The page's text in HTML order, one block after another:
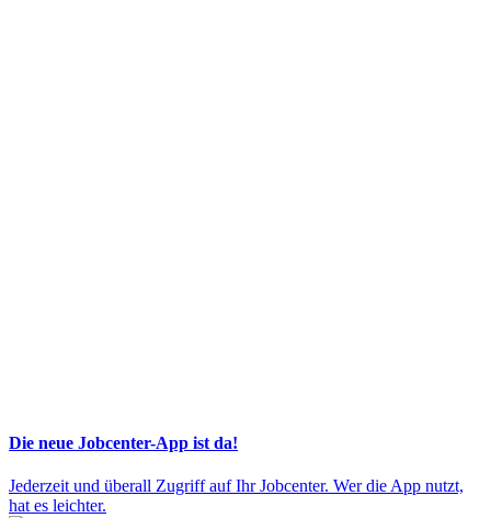
Die neue Jobcenter-App ist da!
Jederzeit und überall Zugriff auf Ihr Jobcenter. Wer die App nutzt,
hat es leichter.